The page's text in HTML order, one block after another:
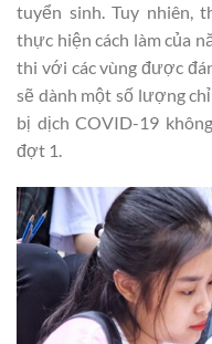
tuyển sinh. Tuy nhiên,
thực hiện cách làm của
thi với các vùng được
sẽ dành một số lượng
bị dịch COVID-19
đợt 1.